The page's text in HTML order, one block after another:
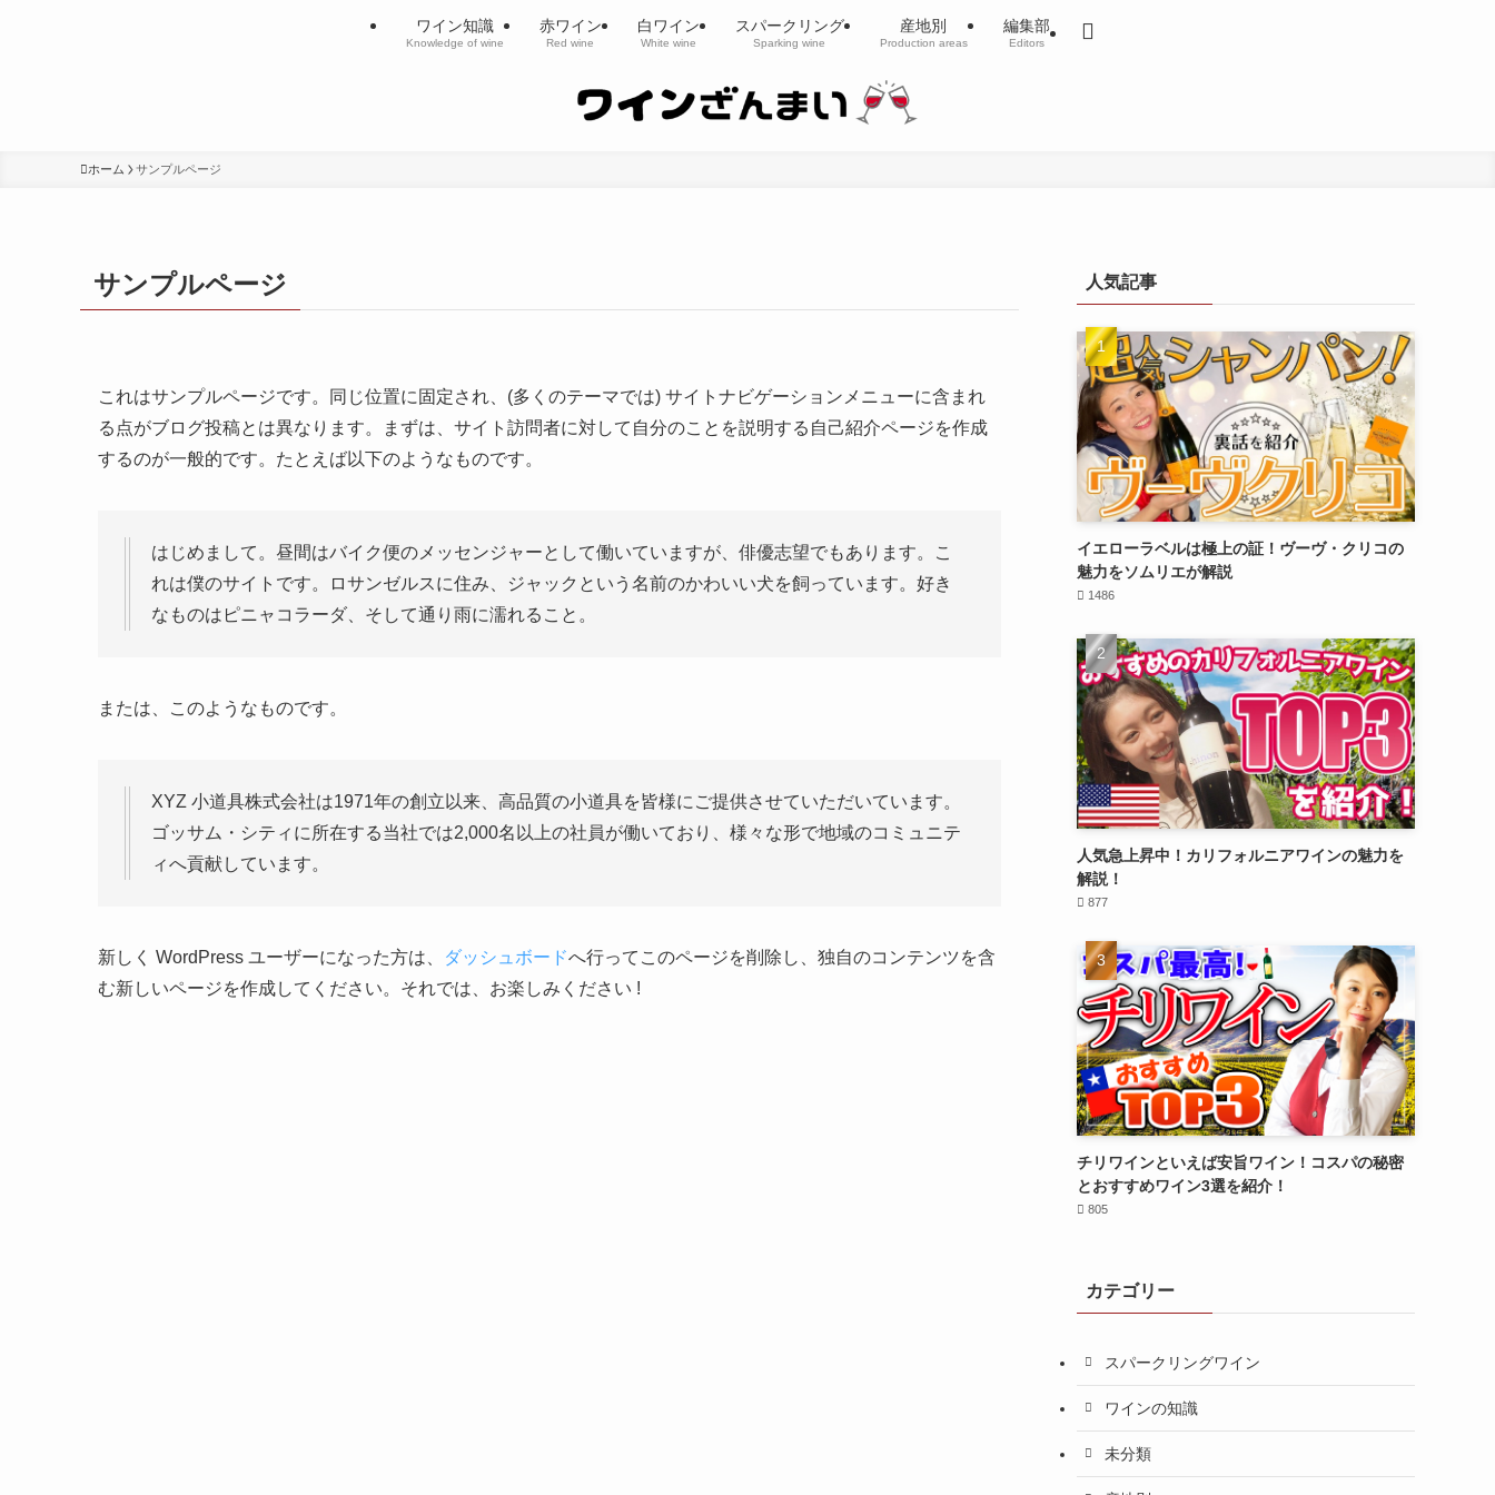
ワイン知識
Knowledge of wine
赤ワイン
Red wine
白ワイン
White wine
スパークリング
Sparking wine
産地別
Production areas
編集部
Editors
ホーム サンプルページ
サンプルページ
これはサンプルページです。同じ位置に固定され、(多くのテーマでは) サイトナビゲーションメニューに含まれ
る点がブログ投稿とは異なります。まずは、サイト訪問者に対して自分のことを説明する自己紹介ページを作成
するのが一般的です。たとえば以下のようなものです。
はじめまして。昼間はバイク便のメッセンジャーとして働いていますが、俳優志望でもあります。こ
れは僕のサイトです。ロサンゼルスに住み、ジャックという名前のかわいい犬を飼っています。好き
なものはピニャコラーダ、そして通り雨に濡れること。
または、このようなものです。
XYZ 小道具株式会社は1971年の創立以来、高品質の小道具を皆様にご提供させていただいています。
ゴッサム・シティに所在する当社では2,000名以上の社員が働いており、様々な形で地域のコミュニテ
ィへ貢献しています。
新しく WordPress ユーザーになった方は、 ダッシュボードへ行ってこのページを削除し、独自のコンテンツを含
む新しいページを作成してください。それでは、お楽しみください !
人気記事
イエローラベルは極上の証！ヴーヴ・クリコの
魅力をソムリエが解説
1486
人気急上昇中！カリフォルニアワインの魅力を
解説！
877
チリワインといえば安旨ワイン！コスパの秘密
とおすすめワイン3選を紹介！
805
カテゴリー
スパークリングワイン
ワインの知識
未分類